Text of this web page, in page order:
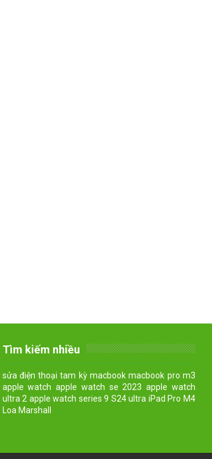
Tìm kiếm nhiều
sửa điện thoại tam kỳ macbook macbook pro m3
apple watch apple watch se 2023 apple watch
ultra 2 apple watch series 9 S24 ultra iPad Pro M4
Loa Marshall